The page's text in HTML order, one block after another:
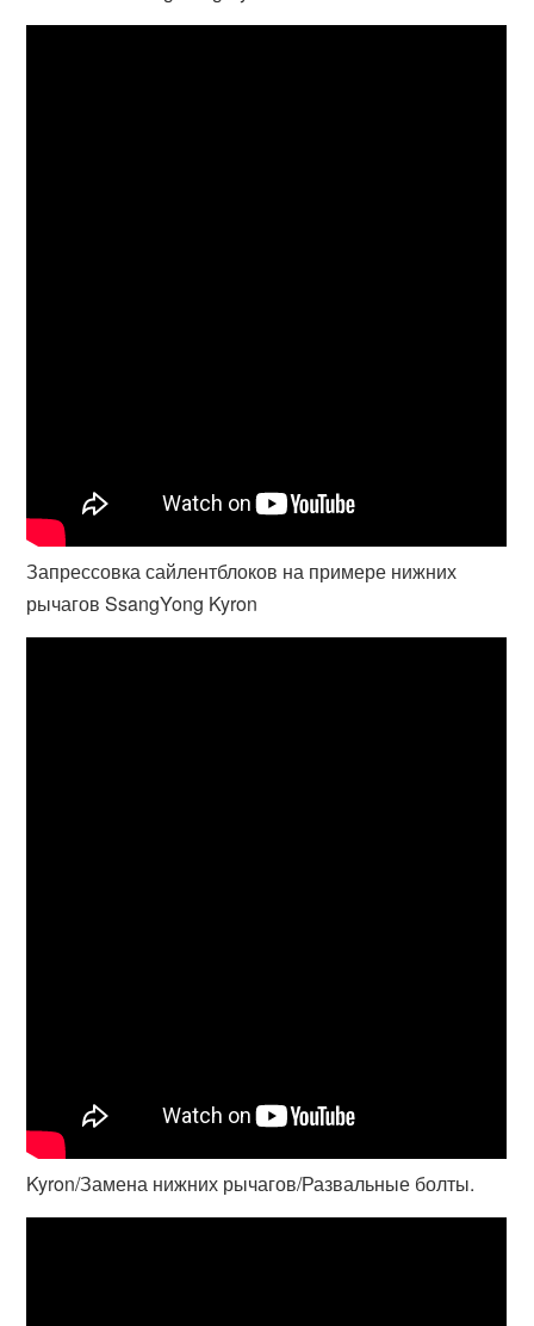
Запрессовка сайлентблоков на примере нижних
рычагов SsangYong Kyron
Kyron/Замена нижних рычагов/Развальные болты.